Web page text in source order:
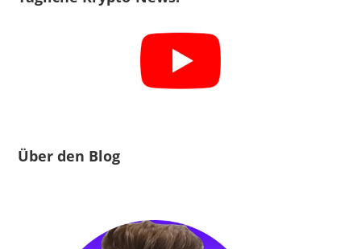
Über den Blog